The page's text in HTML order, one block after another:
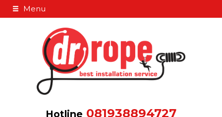
Menu
Hotline 081938894727